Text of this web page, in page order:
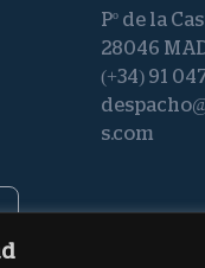
Pº de la
28046
(+34) 91
s.com